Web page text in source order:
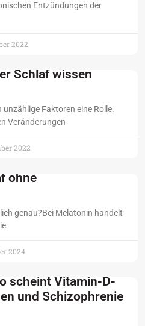
Entzündungen der
2022
Schlaf wissen
unzählige Faktoren eine Rolle.
Veränderungen
2022
ohne
genau?Bei Melatonin handelt
2024
scheint Vitamin-D-
und Schizophrenie